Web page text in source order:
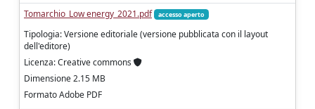
Tomarchio_Low energy_2021.pdf
accesso aperto
Tipologia: Versione editoriale (versione pubblicata con il layout
dell'editore)
Licenza: Creative commons
Dimensione 2.15 MB
Formato Adobe PDF